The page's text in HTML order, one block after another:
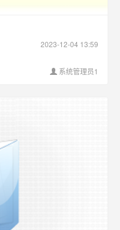
2023-12-04 13:59
系统管理员1